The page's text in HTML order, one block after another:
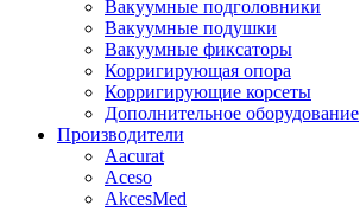
Вакуумные подголовники
Вакуумные подушки
Вакуумные фиксаторы
Корригирующая опора
Корригирующие корсеты
Дополнительное оборудование
Производители
Aacurat
Aceso
AkcesMed